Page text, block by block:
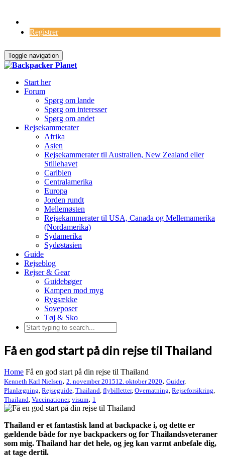
Registrer
Toggle navigation
Start her
Forum
Spørg om lande
Spørg om interesser
Spørg om andet
Rejsekammerater
Afrika
Asien
Rejsekammerater til Australien, New Zealand eller
Stillehavet
Caribien
Centralamerika
Europa
Jorden rundt
Mellemøsten
Rejsekammerater til USA, Canada og Mellemamerika
(Nordamerika)
Sydamerika
Sydøstasien
Guide
Rejseblog
Rejser & Gear
Guidebøger
Kampen mod myg
Rygsække
Soveposer
Tøj & Sko
Få en god start på din rejse til Thailand
Home Få en god start på din rejse til Thailand
Kenneth Karl Nielsen, 2. november 201512. oktober 2020, Guider,
Planlægning Rejseguide Thailand flybilletter, Overnatning Rejseforsikring
Thailand Vaccinationer, visum, 1
Thailand er et fantastisk land at backpacke i, og dette er
gældende både for nye backpackers og for Thailandsveteraner
som mig. Thailand har det hele, og jeg kan varmt anbefale dig,
at tage dertil.